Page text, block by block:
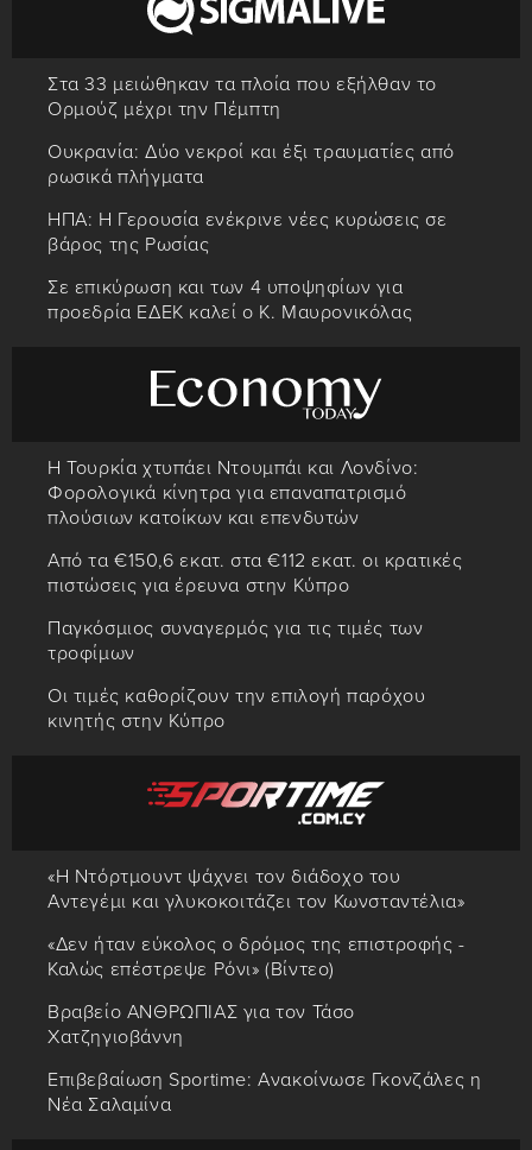
Στα 33 μειώθηκαν τα πλοία που εξήλθαν το
Ορμούζ μέχρι την Πέμπτη
Ουκρανία: Δύο νεκροί και έξι τραυματίες από
ρωσικά πλήγματα
ΗΠΑ: Η Γερουσία ενέκρινε νέες κυρώσεις σε
βάρος της Ρωσίας
Σε επικύρωση και των 4 υποψηφίων για
προεδρία ΕΔΕΚ καλεί ο Κ. Μαυρονικόλας
Η Τουρκία χτυπάει Ντουμπάι και Λονδίνο:
Φορολογικά κίνητρα για επαναπατρισμό
πλούσιων κατοίκων και επενδυτών
Από τα €150,6 εκατ. στα €112 εκατ. οι κρατικές
πιστώσεις για έρευνα στην Κύπρο
Παγκόσμιος συναγερμός για τις τιμές των
τροφίμων
Οι τιμές καθορίζουν την επιλογή παρόχου
κινητής στην Κύπρο
«Η Ντόρτμουντ ψάχνει τον διάδοχο του
Αντεγέμι και γλυκοκοιτάζει τον Κωνσταντέλια»
«Δεν ήταν εύκολος ο δρόμος της επιστροφής -
Καλώς επέστρεψε Ρόνι» (Βίντεο)
Βραβείο ΑΝΘΡΩΠΙΑΣ για τον Τάσο
Χατζηγιοβάννη
Επιβεβαίωση Sportime: Ανακοίνωσε Γκονζάλες η
Νέα Σαλαμίνα